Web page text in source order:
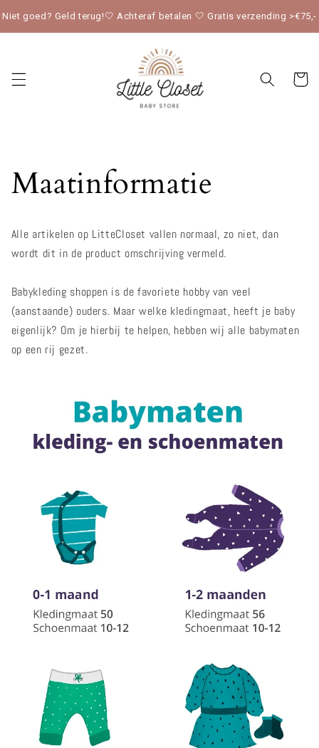
Niet goed? Geld terug!🤍 Achteraf betalen 🤍 Gratis verzending >€75,-
naar de
Maatinformatie
Alle artikelen op LitteCloset vallen normaal, zo niet, dan
wordt dit in de product omschrijving vermeld.
Babykleding shoppen is de favoriete hobby van veel
(aanstaande) ouders. Maar welke kledingmaat, heeft je baby
eigenlijk? Om je hierbij te helpen, hebben wij alle babymaten
op een rij gezet.